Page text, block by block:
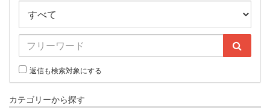
返信も検索対象にする
カテゴリーから探す